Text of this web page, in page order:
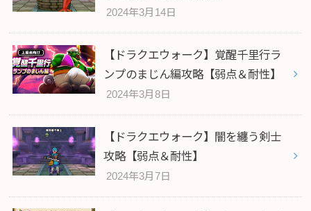
2024年3月14日
【ドラクエウォーク】覚醒千里行ラ
ンプのまじん編攻略【弱点＆耐性】
2024年3月8日
【ドラクエウォーク】闇を纏う剣士
攻略【弱点＆耐性】
2024年3月7日